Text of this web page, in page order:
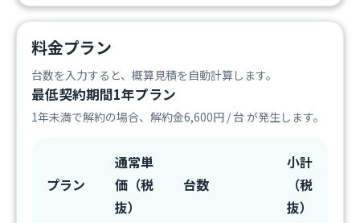
料金プラン
台数を入力すると、概算見積を自動計算します。
最低契約期間1年プラン
1年未満で解約の場合、解約金6,600円 / 台 が発生します。
プラン
通常単
価（税
抜）
台数
小計
（税
抜）